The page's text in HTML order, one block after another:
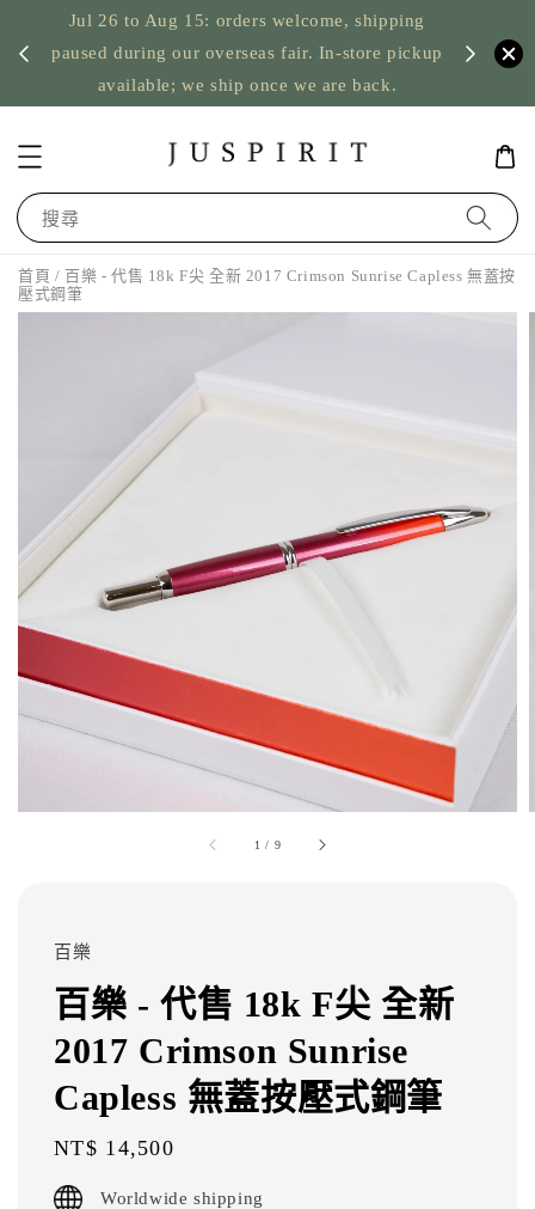
Jul 26 to Aug 15: orders welcome, shipping
paused during our overseas fair. In-store pickup
available; we ship once we are back.
US
搜尋
首頁 / 百樂 - 代售 18k F尖 全新 2017 Crimson Sunrise Capless 無蓋按
壓式鋼筆
1 / 9
百樂
百樂 - 代售 18k F尖 全新
2017 Crimson Sunrise
Capless 無蓋按壓式鋼筆
Regular
price
NT$ 14,500
Worldwide shipping